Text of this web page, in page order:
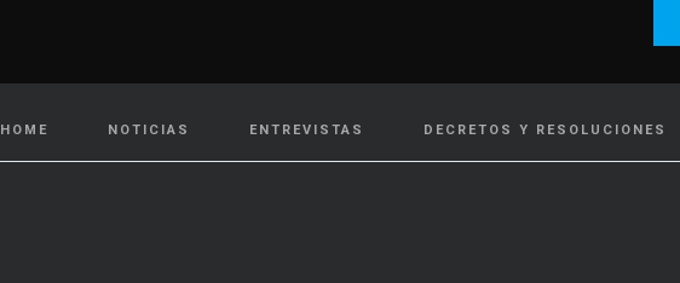
HOME NOTICIAS ENTREVISTAS DECRETOS Y RESOLUCIONES